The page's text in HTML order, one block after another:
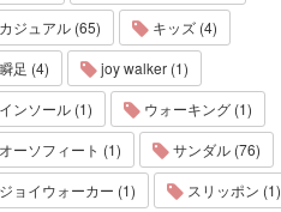
ジュアル (65)
キッズ (4)
足 (4)
joy walker (1)
ンソール (1)
ウォーキング (1)
ーソフィート (1)
サンダル (76)
ョイウォーカー (1)
スリッポン (1)